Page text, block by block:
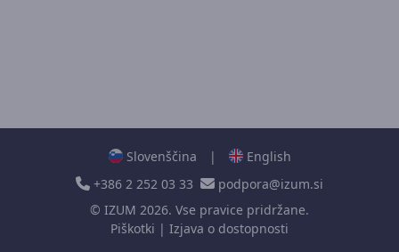
Slovenščina |
English
+386 2 252 03 33
podpora@izum.si
© IZUM 2026. Vse pravice pridržane.
Piškotki | Izjava o dostopnosti